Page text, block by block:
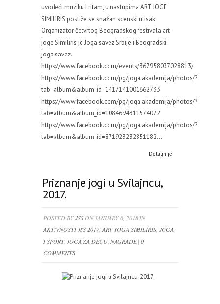
uvodeći muziku i ritam, u nastupima ART JOGE
SIMILIRIS postiže se snažan scenski utisak.
Organizator četvrtog Beogradskog festivala art
joge Similiris je Joga savez Srbije i Beogradski
joga savez.
https://www.facebook.com/events/367958037028813/
https://www.facebook.com/pg/joga.akademija/photos/?
tab=album&album_id=1417141001662733
https://www.facebook.com/pg/joga.akademija/photos/?
tab=album&album_id=1084694311574072
https://www.facebook.com/pg/joga.akademija/photos/?
tab=album&album_id=871923232851182...
Detaljnije
Priznanje jogi u Svilajncu,
2017.
POSTED BYJSS ON JANUARY 6, 2018 IN
AKTIVNOSTI JSS 2017, ART YOGA SIMILIRIS JOGA
I SPORT, JOGA ZA DECU NAGRADE| 0
COMMENTS